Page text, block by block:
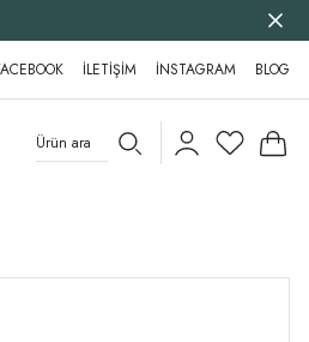
İLETİŞİM İNSTAGRAM BLOG